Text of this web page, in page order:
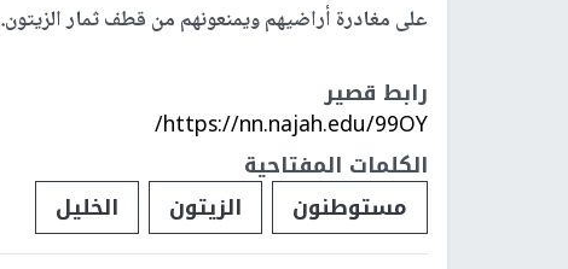
على مغادرة أراضيهم ويمنعونهم من قطف ثمار الزيتون.
رابط قصير
https://nn.najah.edu/99OY/
الكلمات المفتاحية
مستوطنون
الزيتون الخليل